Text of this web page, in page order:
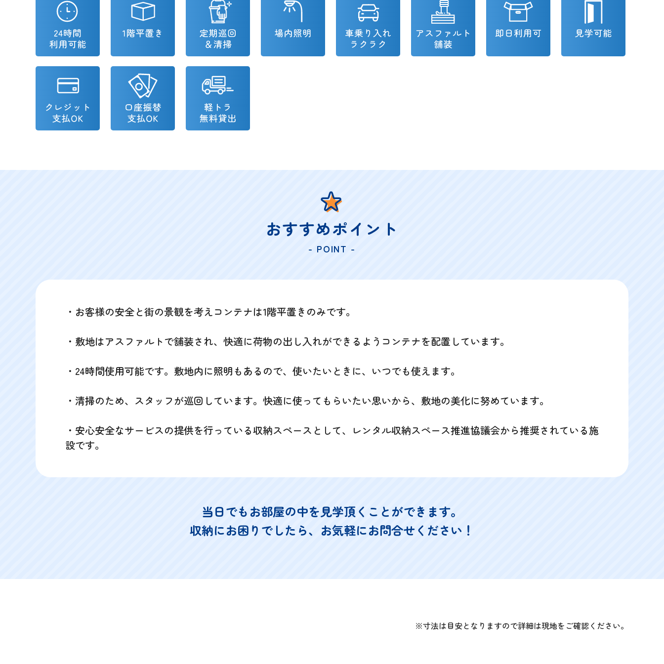
おすすめポイント
- POINT -
・お客様の安全と街の景観を考えコンテナは1階平置きのみです。
・敷地はアスファルトで舗装され、快適に荷物の出し入れができるようコンテナを配置しています。
・24時間使用可能です。敷地内に照明もあるので、使いたいときに、いつでも使えます。
・清掃のため、スタッフが巡回しています。快適に使ってもらいたい思いから、敷地の美化に努めています。
・安心安全なサービスの提供を行っている収納スペースとして、レンタル収納スペース推進協議会から推奨されている施
設です。
当日でもお部屋の中を見学頂くことができます。
収納にお困りでしたら、お気軽にお問合せください！
※寸法は目安となりますので詳細は現地をご確認ください。